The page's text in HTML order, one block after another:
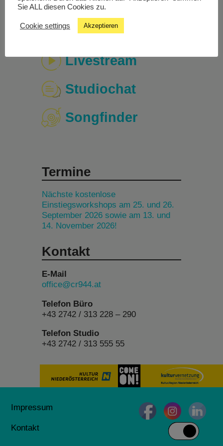
Livestream
Studiochat
Songfinder
Termine
Nächste kostenlose
Einstiegsworkshops am 25. und 26.
September 2026 sowie am 13. und
14. November 2026!
Kontakt
E-Mail
office@cr944.at
Telefon Büro
+43 2742 / 313 228 – 290
Telefon Studio
+43 2742 / 313 555 55
Impressum
Kontakt
Sie ALL diesen Cookies zu.
Cookie settings Akzeptieren